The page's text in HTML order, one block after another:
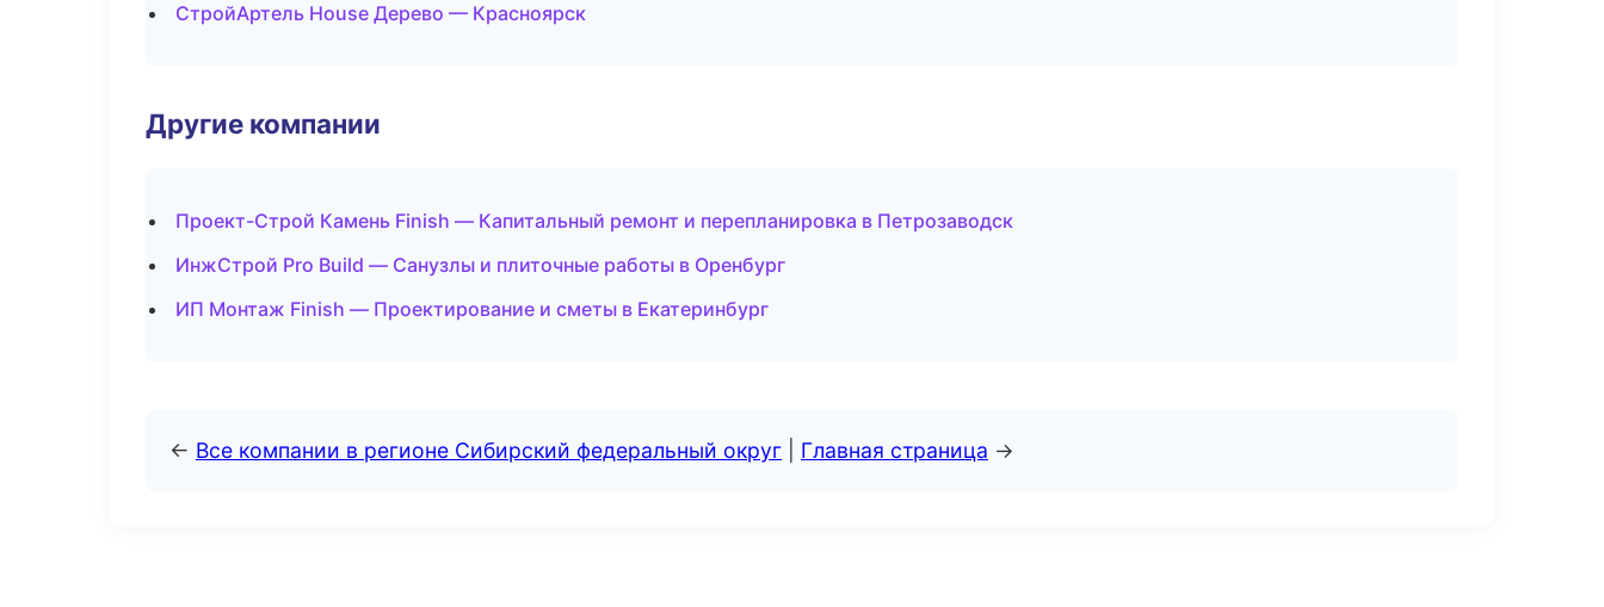
СтройАртель House Дерево — Красноярск
Другие компании
Проект-Строй Камень Finish — Капитальный ремонт и перепланировка в Петрозаводск
ИнжСтрой Pro Build — Санузлы и плиточные работы в Оренбург
ИП Монтаж Finish — Проектирование и сметы в Екатеринбург
← Все компании в регионе Сибирский федеральный округ Главная страница →